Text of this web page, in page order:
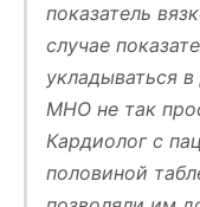
показатель
случае
укладываться
МНО не так
Кардиолог с
половиной